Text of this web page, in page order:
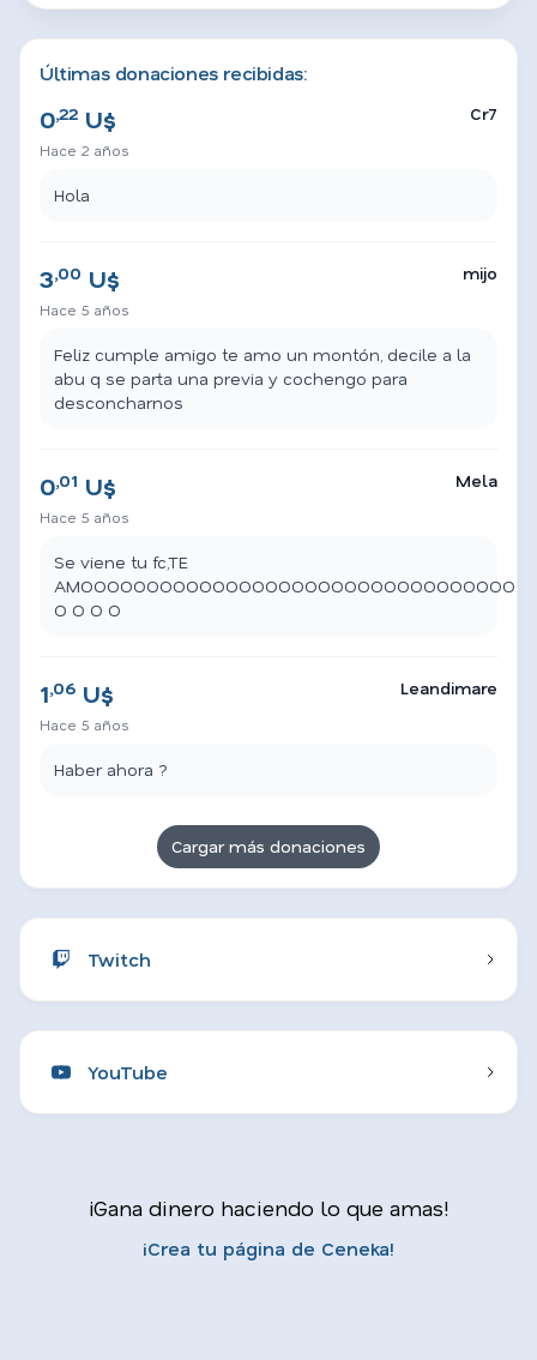
Últimas donaciones recibidas:
0,22 U$
Hace 2 años
Cr7
Hola
3,00 U$
Hace 5 años
mijo
Feliz cumple amigo te amo un montón, decile a la
abu q se parta una previa y cochengo para
desconcharnos
0,01 U$
Hace 5 años
Mela
Se viene tu fc,TE
O O O O
1,06 U$
Hace 5 años
Leandimare
Haber ahora ?
Cargar más donaciones
Twitch
YouTube
¡Gana dinero haciendo lo que amas!
¡Crea tu página de Ceneka!